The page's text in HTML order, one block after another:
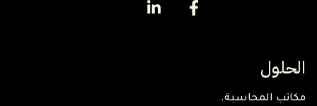
الحلول
مكاتب المحاسبة.